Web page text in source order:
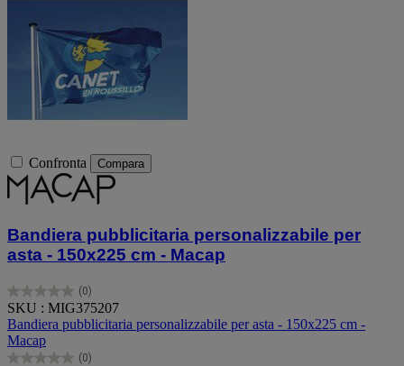
Confronta Compara
Bandiera pubblicitaria personalizzabile per
asta - 150x225 cm - Macap
(0)
0.0
su
5
stelle.
SKU : MIG375207
Bandiera pubblicitaria personalizzabile per asta - 150x225 cm -
Macap
(0)